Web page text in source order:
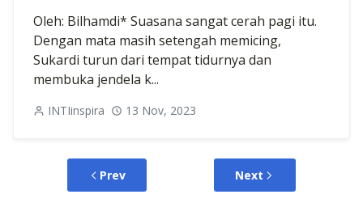
Oleh: Bilhamdi* Suasana sangat cerah pagi itu.
Dengan mata masih setengah memicing,
Sukardi turun dari tempat tidurnya dan
membuka jendela k...
INTIinspira 13 Nov, 2023
Prev Next